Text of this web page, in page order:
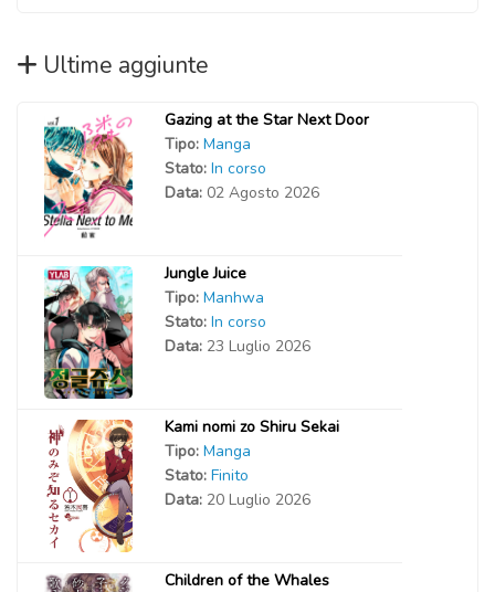
Ultime aggiunte
Gazing at the Star Next Door
Tipo: Manga
Stato: In corso
Data: 02 Agosto 2026
Jungle Juice
Tipo: Manhwa
Stato: In corso
Data: 23 Luglio 2026
Kami nomi zo Shiru Sekai
Tipo: Manga
Stato: Finito
Data: 20 Luglio 2026
Children of the Whales